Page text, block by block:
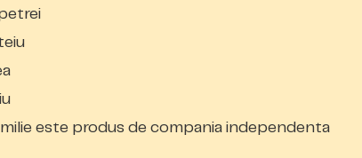
este produs de compania independenta